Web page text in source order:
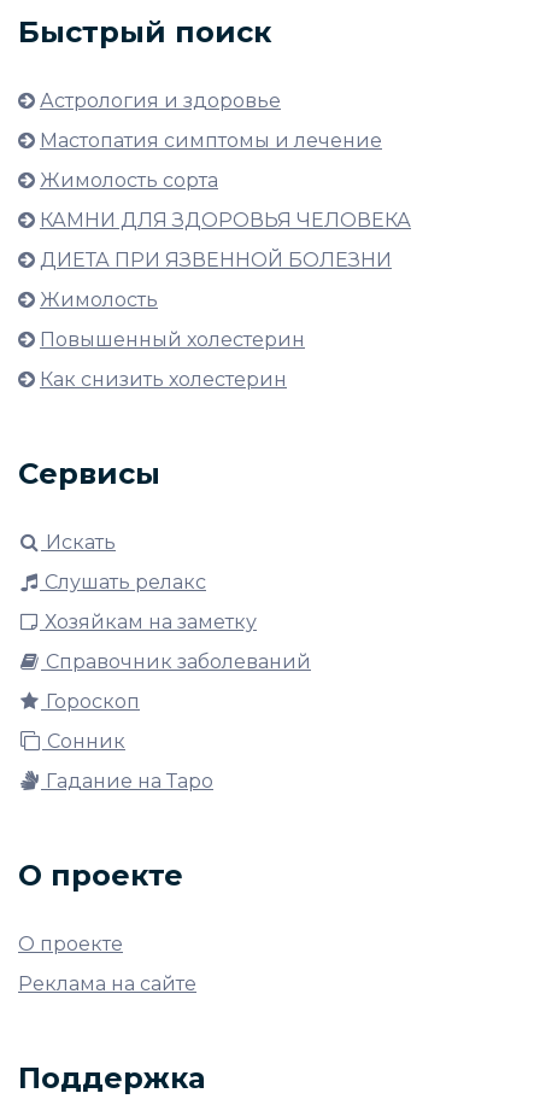
Быстрый поиск
Астрология и здоровье
Мастопатия симптомы и лечение
Жимолость сорта
КАМНИ ДЛЯ ЗДОРОВЬЯ ЧЕЛОВЕКА
ДИЕТА ПРИ ЯЗВЕННОЙ БОЛЕЗНИ
Жимолость
Повышенный холестерин
Как снизить холестерин
Сервисы
Искать
Слушать релакс
Хозяйкам на заметку
Справочник заболеваний
Гороскоп
Сонник
Гадание на Таро
О проекте
О проекте
Реклама на сайте
Поддержка